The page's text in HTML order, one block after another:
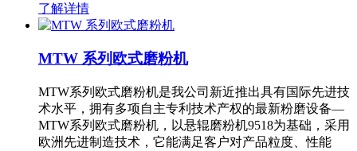
了解详情
MTW 系列欧式磨粉机
MTW系列欧式磨粉机是我公司新近推出具有国际先进技
术水平，拥有多项自主专利技术产权的最新粉磨设备—
MTW系列欧式磨粉机，以悬辊磨粉机9518为基础，采用
欧洲先进制造技术，它能满足客户对产品粒度、性能